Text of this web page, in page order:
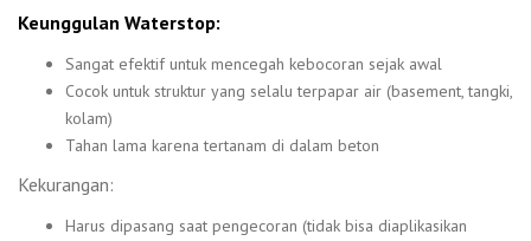
Keunggulan Waterstop:
Sangat efektif untuk mencegah kebocoran sejak awal
Cocok untuk struktur yang selalu terpapar air (basement, tangki,
kolam)
Tahan lama karena tertanam di dalam beton
Kekurangan:
Harus dipasang saat pengecoran (tidak bisa diaplikasikan